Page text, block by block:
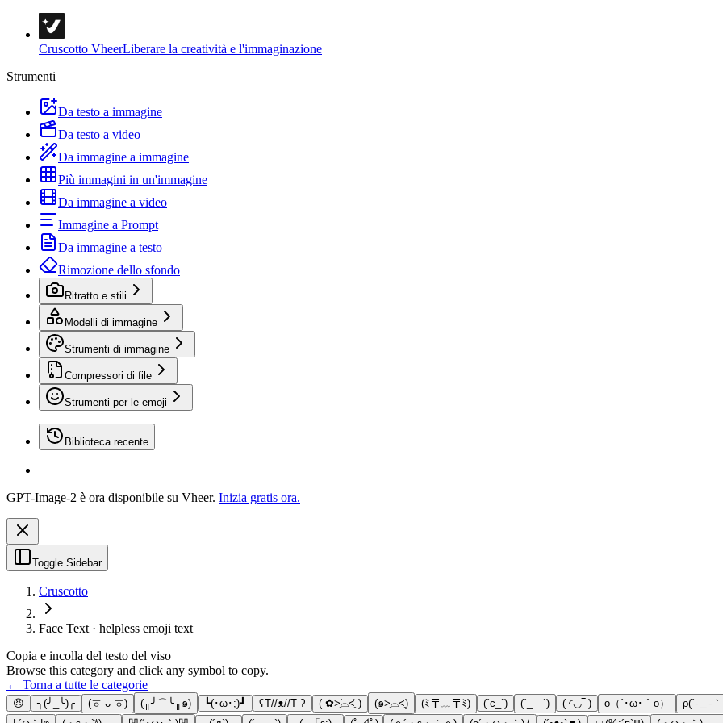
Cruscotto VheerLiberare la creatività e l'immaginazione
Strumenti
Da testo a immagine
Da testo a video
Da immagine a immagine
Più immagini in un'immagine
Da immagine a video
Immagine a Prompt
Da immagine a testo
Rimozione dello sfondo
Ritratto e stili
Modelli di immagine
Strumenti di immagine
Compressori di file
Strumenti per le emoji
Biblioteca recente
GPT-Image-2 è ora disponibile su Vheer. Inizia gratis ora.
Toggle Sidebar
Cruscotto
Face Text · helpless emoji text
Copia e incolla del testo del viso
Browse this category and click any symbol to copy.
← Torna a tutte le categorie
😣 ╮(╯_╰)╭ (ㆆ ᴗ ㆆ) (╥╯⌒╰╥๑) ┗(･ω･;)┛ ʕT//ᴥ//T ʔ ( ✿˃̣̣̥᷄⌓˂̣̣̥᷅ ) (๑˃̣̣̥⌓˂̣̣̥) (ﾐ〒﹏〒ﾐ) (´c_`) (´_ゝ`) ( ◜◡‾ ) ο（´･ω･｀o） ρ(´-＿-